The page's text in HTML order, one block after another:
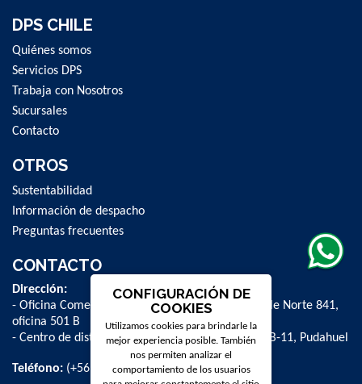
DPS CHILE
Quiénes somos
Servicios DPS
Trabaja con Nosotros
Sucursales
Contacto
OTROS
Sustentabilidad
Información de despacho
Preguntas frecuentes
CONTACTO
Dirección:
- Oficina Comercial y administrativa: Avenida Valle Norte 841,
oficina 501 B
- Centro de distribución: La Farfana 500, bodega B-11, Pudahuel
Teléfono: (+56 2) 2 584 8900
CONFIGURACIÓN DE
COOKIES
Utilizamos cookies para brindarle la
mejor experiencia posible. También
nos permiten analizar el
comportamiento de los usuarios